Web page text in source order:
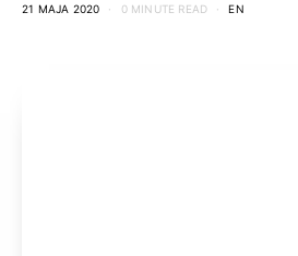
21 MAJA 2020 0 MINUTE READ EN